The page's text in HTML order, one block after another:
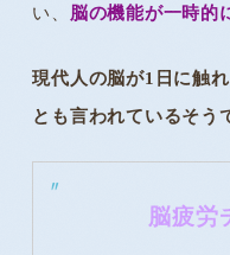
い、 脳の機能が一時的
現代人の脳が1日に触
とも言われているそう
脳疲労